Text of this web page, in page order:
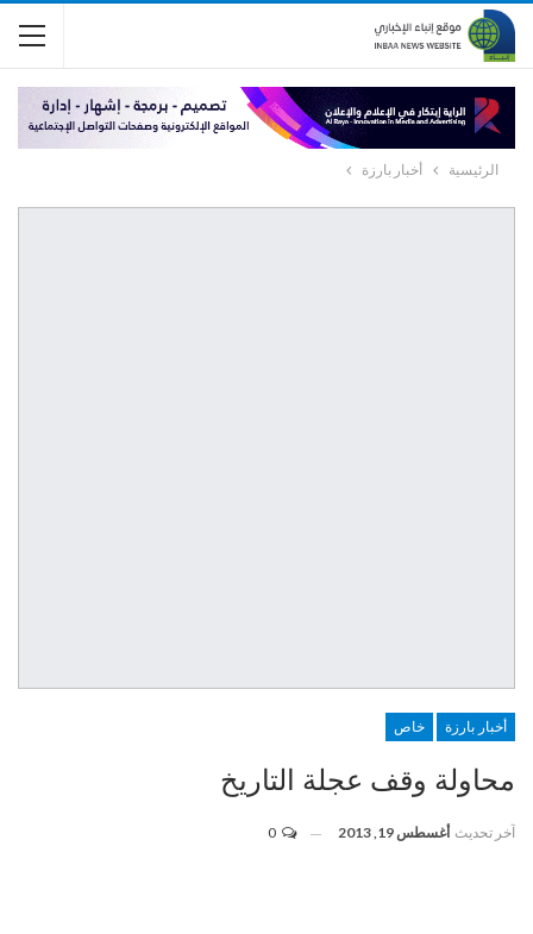
الرئيسية أخبار بارزة
أخبار بارزة خاص
محاولة وقف عجلة التاريخ
آخر تحديث أغسطس 19, 2013